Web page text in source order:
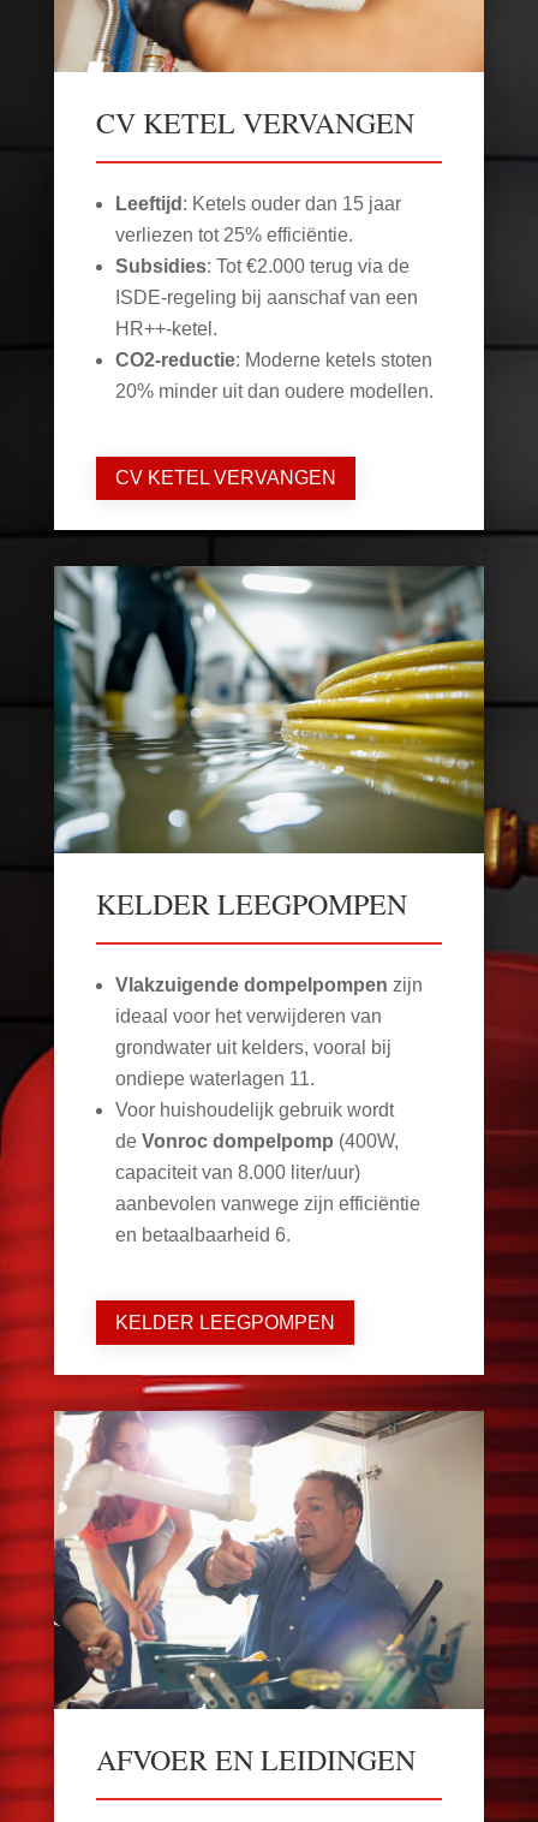
CV KETEL VERVANGEN
Leeftijd : Ketels ouder dan 15 jaar
verliezen tot 25% efficiëntie.
Subsidies: Tot €2.000 terug via de
ISDE-regeling bij aanschaf van een
HR++-ketel.
CO2-reductie: Moderne ketels stoten
20% minder uit dan oudere modellen.
CV KETEL VERVANGEN
KELDER LEEGPOMPEN
Vlakzuigende dompelpompen zijn
ideaal voor het verwijderen van
grondwater uit kelders, vooral bij
ondiepe waterlagen 11.
Voor huishoudelijk gebruik wordt
de Vonroc dompelpomp (400W,
capaciteit van 8.000 liter/uur)
aanbevolen vanwege zijn efficiëntie
en betaalbaarheid 6.
KELDER LEEGPOMPEN
AFVOER EN LEIDINGEN